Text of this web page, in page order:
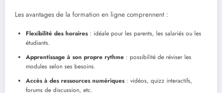
Les avantages de la formation en ligne comprennent :
Flexibilité des horaires: idéale pour les parents, les salariés ou les
étudiants.
Apprentissage à son propre rythme : possibilité de réviser les
modules selon ses besoins.
Accès à des ressources numériques: vidéos, quizz interactifs,
forums de discussion, etc.